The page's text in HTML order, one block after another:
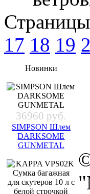
17 18 19
Новинки
36960 руб.
SIMPSON Шлем
DARKSOME
GUNMETAL